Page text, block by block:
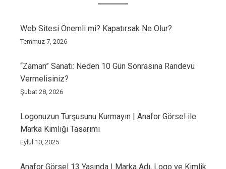
Web Sitesi Önemli mi? Kapatırsak Ne Olur?
Temmuz 7, 2026
“Zaman” Sanatı: Neden 10 Gün Sonrasına Randevu
Vermelisiniz?
Şubat 28, 2026
Logonuzun Turşusunu Kurmayın | Anafor Görsel ile
Marka Kimliği Tasarımı
Eylül 10, 2025
Anafor Görsel 13 Yaşında | Marka Adı, Logo ve Kimlik